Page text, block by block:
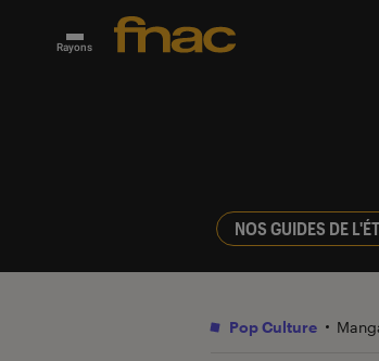
Rayons
NOS GUIDES DE
Pop Culture